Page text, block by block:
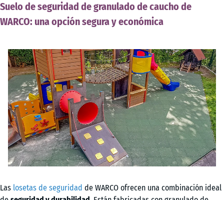
Suelo de seguridad de granulado de caucho de
WARCO: una opción segura y económica
Las losetas de seguridad de WARCO ofrecen una combinación ideal